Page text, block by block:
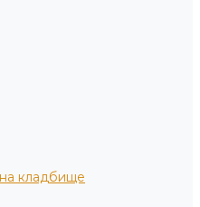
кладбище